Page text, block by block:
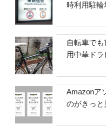
時利用駐輪
自転車で
用中華ド
Amazonア
のがきっと